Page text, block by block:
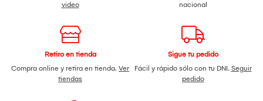
video
nacional
Retiro en tienda
Compra online y retira en tienda. Ver
tiendas
Sigue tu pedido
Fácil y rápido sólo con tu DNI. Seguir
pedido